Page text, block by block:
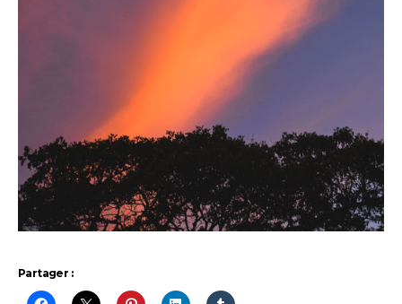
Partager :